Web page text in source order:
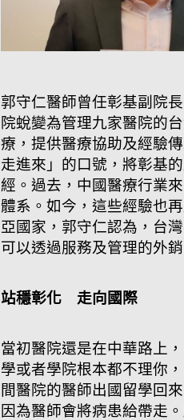
郭守仁醫師曾任彰基副院
院蛻變為管理九家醫院的
療，提供醫療協助及經驗
走進來」的口號，將彰基
經。過去，中國醫療行業
體系。如今，這些經驗也
亞國家，郭守仁認為，台
可以透過服務及管理的外
站穩彰化 走向國際
當初醫院還是在中華路上
學或者學院根本都不理你
間醫院的醫師出國留學回
因為醫師會將病患給帶走